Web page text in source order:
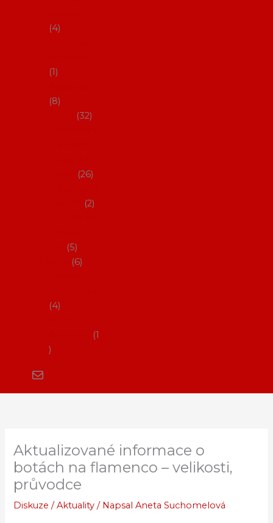
4
1
8
32
26
2
5
6
4
1
Aktualizované informace o
botách na flamenco – velikosti,
průvodce
Diskuze /Aktuality / NapsalAneta Suchomelová